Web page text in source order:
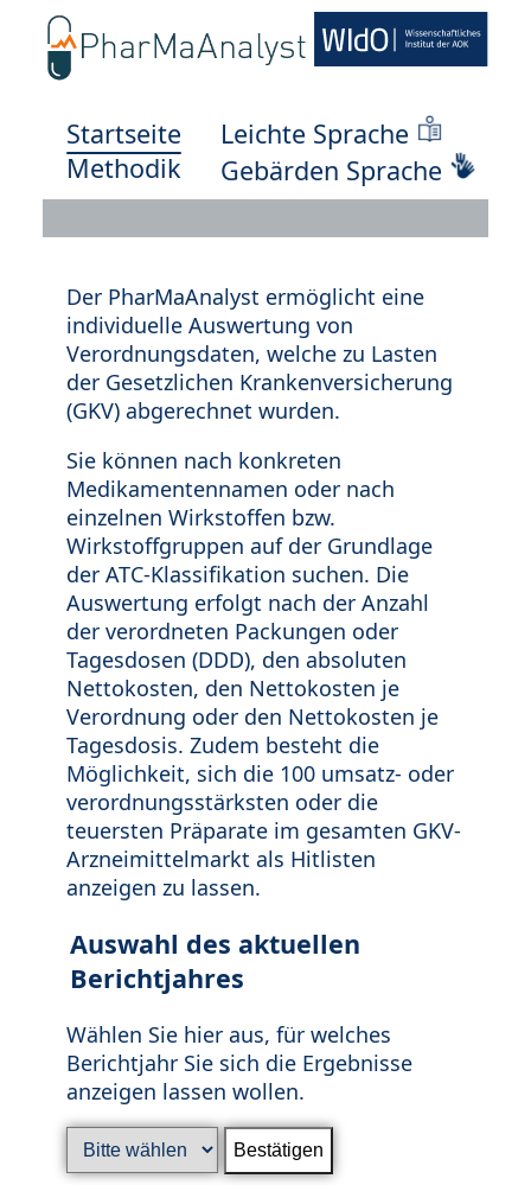
Startseite
Methodik
Leichte Sprache
Gebärden Sprache
Der PharMaAnalyst ermöglicht eine
individuelle Auswertung von
Verordnungsdaten, welche zu Lasten
der Gesetzlichen Krankenversicherung
(GKV) abgerechnet wurden.
Sie können nach konkreten
Medikamentennamen oder nach
einzelnen Wirkstoffen bzw.
Wirkstoffgruppen auf der Grundlage
der ATC-Klassifikation suchen. Die
Auswertung erfolgt nach der Anzahl
der verordneten Packungen oder
Tagesdosen (DDD), den absoluten
Nettokosten, den Nettokosten je
Verordnung oder den Nettokosten je
Tagesdosis. Zudem besteht die
Möglichkeit, sich die 100 umsatz- oder
verordnungsstärksten oder die
teuersten Präparate im gesamten GKV-
Arzneimittelmarkt als Hitlisten
anzeigen zu lassen.
Auswahl des aktuellen
Berichtjahres
Wählen Sie hier aus, für welches
Berichtjahr Sie sich die Ergebnisse
anzeigen lassen wollen.